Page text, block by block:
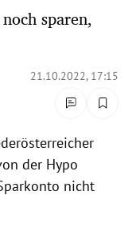
sparen,
21.10.2022, 17:15
der Hypo
nicht